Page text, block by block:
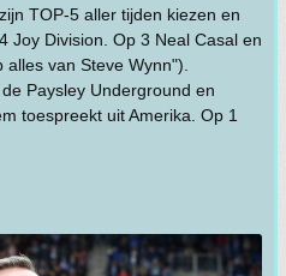
TOP-5 aller tijden kiezen en
Joy Division. Op 3 Neal Casal en
van Steve Wynn").
Paysley Underground en
toespreekt uit Amerika. Op 1